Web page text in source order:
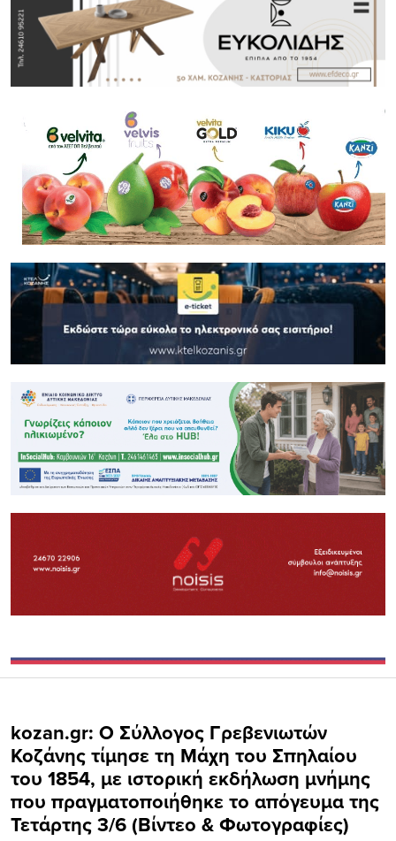
kozan.gr: Ο Σύλλογος Γρεβενιωτών
Κοζάνης τίμησε τη Μάχη του Σπηλαίου
του 1854, με ιστορική εκδήλωση μνήμης
που πραγματοποιήθηκε το απόγευμα της
Τετάρτης 3/6 (Βίντεο & Φωτογραφίες)